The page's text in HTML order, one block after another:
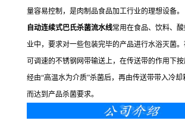
量容易控制，是肉制品食品加工行业的理想设备。
自动连续式巴氏杀菌流水线常用在食品、饮料、
业中，要求对一些包装完毕的产品进行水浴灭菌
可调速的不锈钢网带输送上，在传送带的作用下按
经由“高温水为介质”杀菌后，再由传送带带入冷
而达到产品杀菌要求。